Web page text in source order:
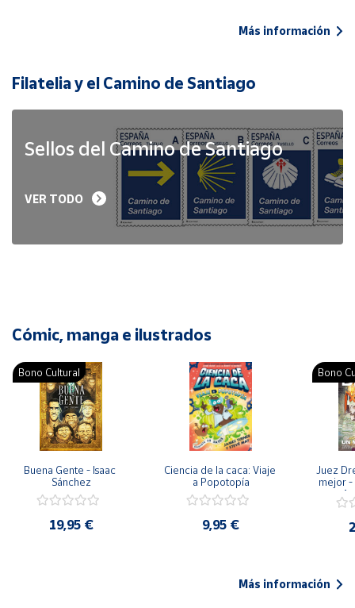
Más información
Filatelia y el Camino de Santiago
Sellos del Camino de Santiago
VER TODO
Cómic, manga e ilustrados
Bono Cultural
Buena Gente - Isaac
Sánchez
19,95 €
Ciencia de la caca: Viaje
a Popotopía
9,95 €
Bono
Juez
mejor -
Más información